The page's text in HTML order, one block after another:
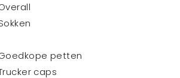
petten
caps